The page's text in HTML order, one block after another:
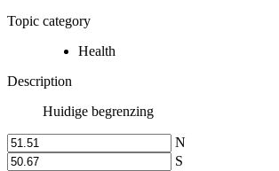
Topic category
Health
Description
Huidige begrenzing
N
S